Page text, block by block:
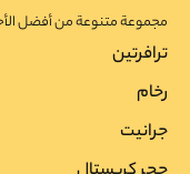
مجموعة متنوعة من أفضل
ترافرتین
رخام
جرانیت